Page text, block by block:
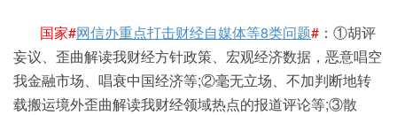
国家#网信办重点打击财经自媒体等8类问题# ：①胡评
妄议、歪曲解读我财经方针政策、宏观经济数据，恶意唱空
我金融市场、唱衰中国经济等;②毫无立场、不加判断地转
载搬运境外歪曲解读我财经领域热点的报道评论等;③散